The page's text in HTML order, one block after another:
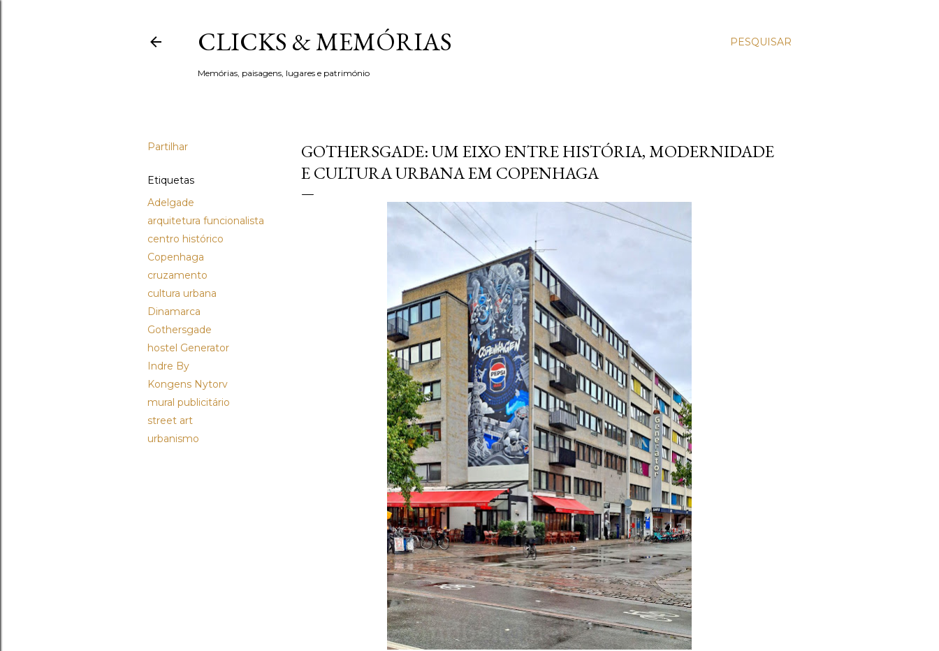
PESQUISAR
CLICKS & MEMÓRIAS
Memórias, paisagens, lugares e património
Partilhar
Etiquetas
Adelgade
arquitetura funcionalista
centro histórico
Copenhaga
cruzamento
cultura urbana
Dinamarca
Gothersgade
hostel Generator
Indre By
Kongens Nytorv
mural publicitário
street art
urbanismo
GOTHERSGADE: UM EIXO ENTRE HISTÓRIA, MODERNIDADE
E CULTURA URBANA EM COPENHAGA